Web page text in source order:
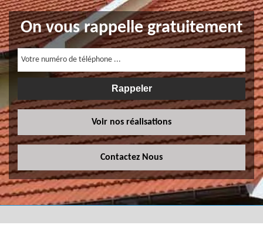
On vous rappelle gratuitement
Voir nos réalisations
Contactez Nous